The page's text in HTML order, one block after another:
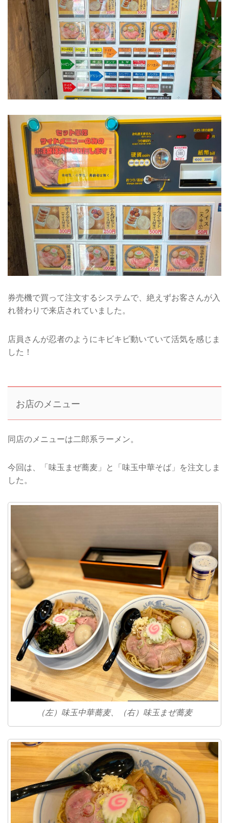
券売機で買って注文するシステムで、絶えずお客さんが入
れ替わりで来店されていました。
店員さんが忍者のようにキビキビ動いていて活気を感じま
した！
お店のメニュー
同店のメニューは二郎系ラーメン。
今回は、「味玉まぜ蕎麦」と「味玉中華そば」を注文しま
した。
（左）味玉中華蕎麦、（右）味玉まぜ蕎麦